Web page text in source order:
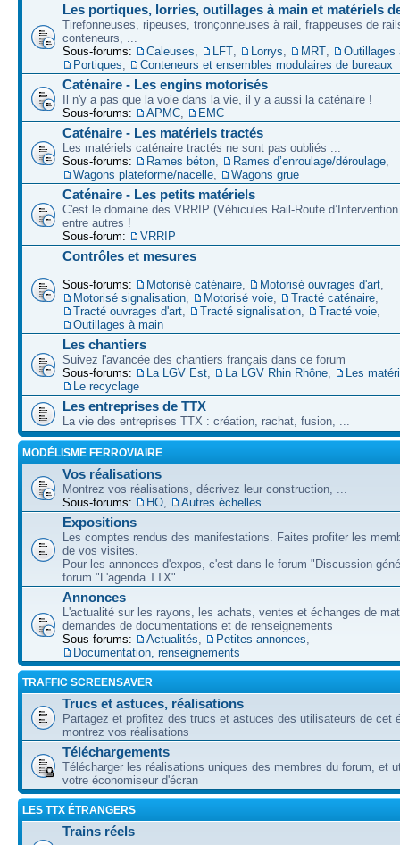
Les portiques, lorries, outillages à main et matériels
Tirefonneuses, ripeuses, tronçonneuses à rail, frappeuses de
conteneurs, ...
Sous-forums:
Caleuses LFT Lorrys MRT
Outillages
Portiques
Conteneurs et ensembles modulaires de bureaux
Caténaire - Les engins motorisés
Il n'y a pas que la voie dans la vie, il y a aussi la caténaire !
Sous-forums:
APMC EMC
Caténaire - Les matériels tractés
Les matériels caténaire tractés ne sont pas oubliés ...
Sous-forums:
Rames béton Rames d’enroulage/déroulage
Wagons plateforme/nacelle
Wagons grue
Caténaire - Les petits matériels
C'est le domaine des VRRIP (Véhicules Rail-Route
entre autres !
Sous-forum:
VRRIP
Contrôles et mesures
Sous-forums: Motorisé caténaire Motorisé ouvrages d'art
Motorisé signalisation
Motorisé voie Tracté caténaire
Tracté ouvrages d'art
Tracté signalisation Tracté voie
Outillages à main
Les chantiers
Suivez l'avancée des chantiers français dans ce forum
Sous-forums:
La LGV Est La LGV Rhin Rhône
Les
Le recyclage
Les entreprises de TTX
La vie des entreprises TTX : création, rachat, fusion, ...
MODÉLISME FERROVIAIRE
Vos réalisations
Montrez vos réalisations, décrivez leur construction, ...
Sous-forums:
HO Autres échelles
Expositions
Les comptes rendus des manifestations. Faites profiter les
de vos visites.
Pour les annonces d'expos, c'est dans le forum "Discussion
forum "L'agenda TTX"
Annonces
L'actualité sur les rayons, les achats, ventes et échanges de
demandes de documentations et de renseignements
Sous-forums:
Actualités Petites annonces
Documentation, renseignements
TRAFFIC SCREENSAVER
Trucs et astuces, réalisations
Partagez et profitez des trucs et astuces des utilisateurs de cet
montrez vos réalisations
Téléchargements
Télécharger les réalisations uniques des membres du forum, et
votre économiseur d'écran
LES TTX ÉTRANGERS
Trains réels